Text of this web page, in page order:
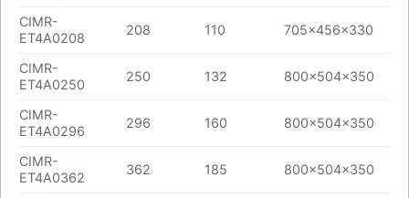
CIMR-
ET4A0208
208 110 705x456x330
CIMR-
ET4A0250
250 132 800x504x350
CIMR-
ET4A0296
296 160 800x504x350
CIMR-
ET4A0362
362 185 800x504x350